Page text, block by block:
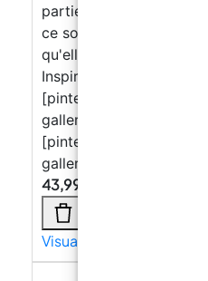
partielle) de l'œuvre par
ce soit et sa mise à
qu'elle soit gratuite ou
Inspiré par des idées
[pinterest_carousel
[pinterest_carousel
43,99
Visualizza di più →